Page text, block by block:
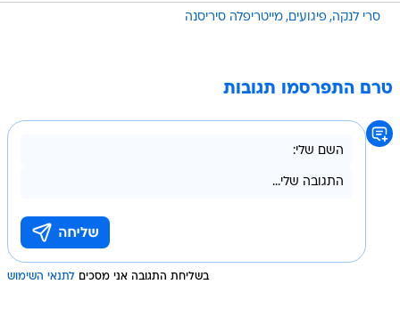
סרי לנקה פיגועים מייטריפלה סיריסנה
טרם התפרסמו תגובות
בשליחת התגובה אני מסכים לתנאי השימוש